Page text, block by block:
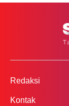
Redaksi
Kontak